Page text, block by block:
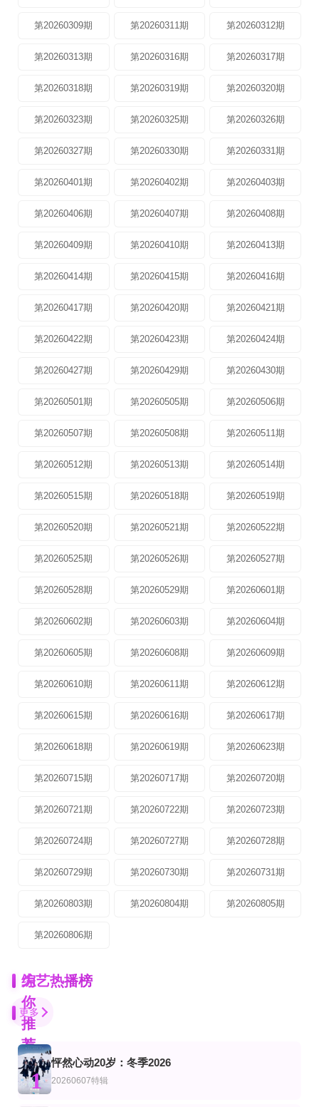
第20260309期 第20260311期 第20260312期
第20260313期 第20260316期 第20260317期
第20260318期 第20260319期 第20260320期
第20260323期 第20260325期 第20260326期
第20260327期 第20260330期 第20260331期
第20260401期 第20260402期 第20260403期
第20260406期 第20260407期 第20260408期
第20260409期 第20260410期 第20260413期
第20260414期 第20260415期 第20260416期
第20260417期 第20260420期 第20260421期
第20260422期 第20260423期 第20260424期
第20260427期 第20260429期 第20260430期
第20260501期 第20260505期 第20260506期
第20260507期 第20260508期 第20260511期
第20260512期 第20260513期 第20260514期
第20260515期 第20260518期 第20260519期
第20260520期 第20260521期 第20260522期
第20260525期 第20260526期 第20260527期
第20260528期 第20260529期 第20260601期
第20260602期 第20260603期 第20260604期
第20260605期 第20260608期 第20260609期
第20260610期 第20260611期 第20260612期
第20260615期 第20260616期 第20260617期
第20260618期 第20260619期 第20260623期
第20260715期 第20260717期 第20260720期
第20260721期 第20260722期 第20260723期
第20260724期 第20260727期 第20260728期
第20260729期 第20260730期 第20260731期
第20260803期 第20260804期 第20260805期
第20260806期
为
你
推
荐
第4期
野狗骨头，意犹未尽
第4期完结
澶渊之盟
完结
美国忍者勇士第一季
综艺热播榜
更多
1
怦然心动20岁：冬季2026
20260607特辑